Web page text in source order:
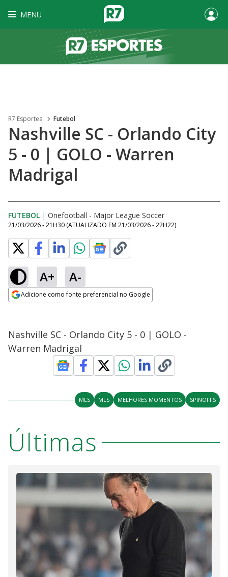
MENU
R7 Esportes Futebol
Nashville SC - Orlando City
5 - 0 | GOLO - Warren
Madrigal
FUTEBOL | Onefootball - Major League Soccer
21/03/2026 - 21H30 (ATUALIZADO EM 21/03/2026 - 22H22)
A+ A-
Adicione como fonte preferencial no Google
Nashville SC - Orlando City 5 - 0 | GOLO -
Warren Madrigal
MLS MLS MELHORES MOMENTOS SPINOFFS
Últimas